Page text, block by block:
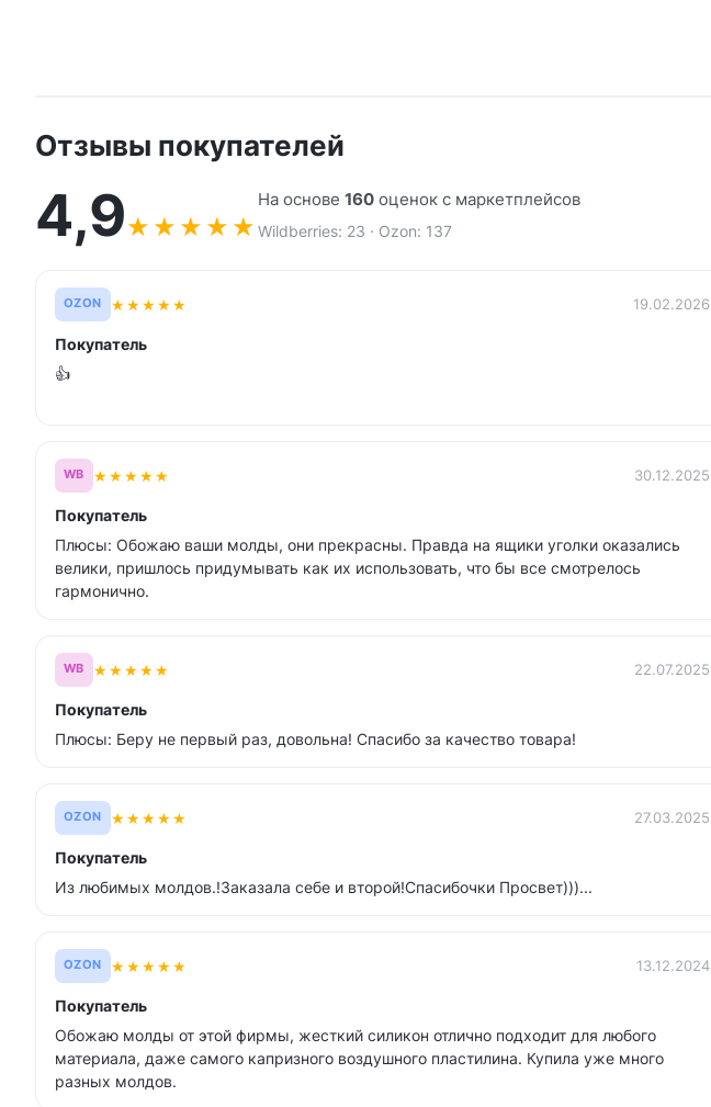
Отзывы покупателей
4,9★ ★ ★ ★ ★
На основе 160 оценок с маркетплейсов
Wildberries: 23 · Ozon: 137
OZON ★★★★★ 19.02.2026
Покупатель
👍
WB ★★★★★ 30.12.2025
Покупатель
Плюсы: Обожаю ваши молды, они прекрасны. Правда на ящики уголки оказались
велики, пришлось придумывать как их использовать, что бы все смотрелось
гармонично.
WB ★★★★★ 22.07.2025
Покупатель
Плюсы: Беру не первый раз, довольна! Спасибо за качество товара!
OZON ★★★★★ 27.03.2025
Покупатель
Из любимых молдов.!Заказала себе и второй!Спасибочки Просвет)))...
OZON ★★★★★ 13.12.2024
Покупатель
Обожаю молды от этой фирмы, жесткий силикон отлично подходит для любого
материала, даже самого капризного воздушного пластилина. Купила уже много
разных молдов.